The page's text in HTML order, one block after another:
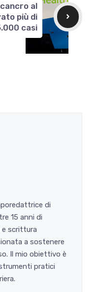
al
più di
casi
di
15 anni di
e scrittura
a sostenere
Il mio obiettivo è
pratici